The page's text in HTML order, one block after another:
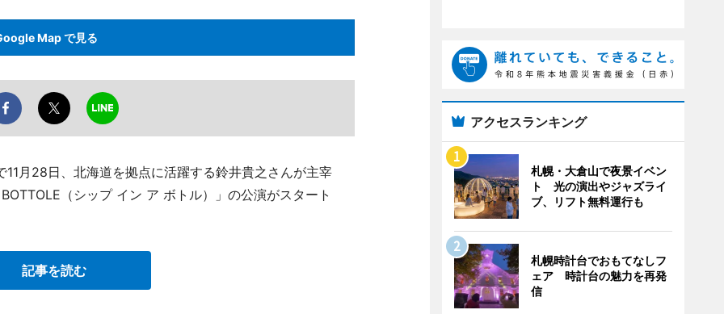
Map で見る
月28日、北海道を拠点に活躍する鈴井貴之さんが主宰
（シップ イン ア ボトル）」の公演がスタート
記事を読む
アクセスランキング
札幌・大倉山で夜景イベン
ト 光の演出やジャズライ
ブ、リフト無料運行も
札幌時計台でおもてなしフ
ェア 時計台の魅力を再発
信